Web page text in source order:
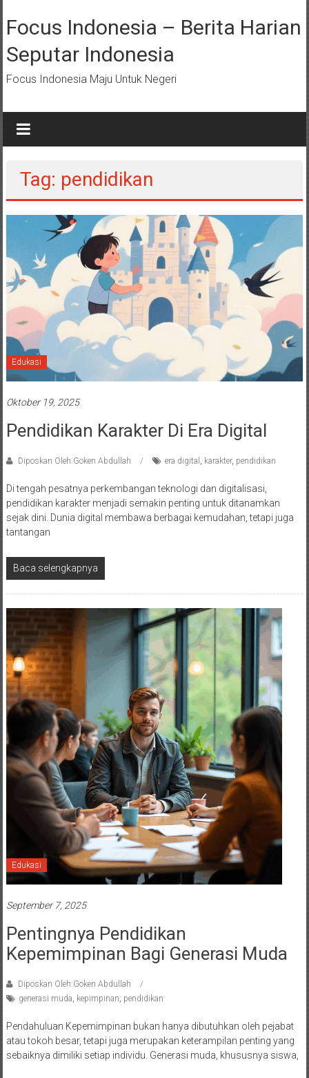
ke
konten
Focus Indonesia – Berita Harian
Seputar Indonesia
Focus Indonesia Maju Untuk Negeri
Tag: pendidikan
Edukasi
Oktober 19, 2025
Pendidikan Karakter Di Era Digital
Diposkan Oleh:Goken Abdullah era digital karakter, pendidikan
Di tengah pesatnya perkembangan teknologi dan digitalisasi,
pendidikan karakter menjadi semakin penting untuk ditanamkan
sejak dini. Dunia digital membawa berbagai kemudahan, tetapi juga
tantangan
Baca selengkapnya
Edukasi
September 7, 2025
Pentingnya Pendidikan
Kepemimpinan Bagi Generasi Muda
Diposkan Oleh:Goken Abdullah
generasi muda kepimpinan pendidikan
Pendahuluan Kepemimpinan bukan hanya dibutuhkan oleh pejabat
atau tokoh besar, tetapi juga merupakan keterampilan penting yang
sebaiknya dimiliki setiap individu. Generasi muda, khususnya siswa,